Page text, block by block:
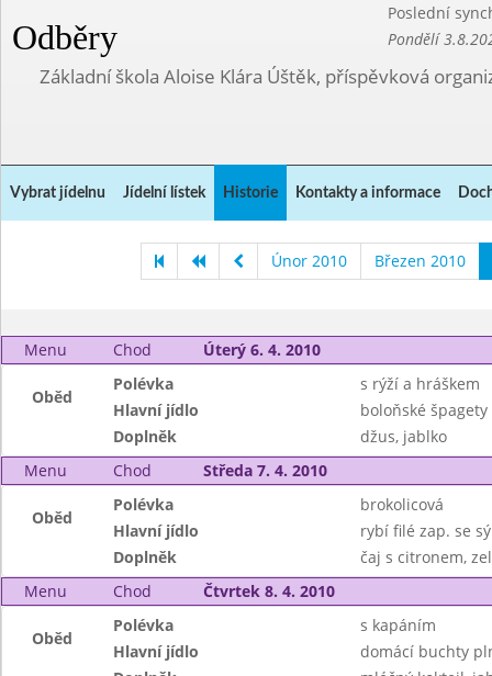
Odběry
Poslední
Pondělí
Základní škola Aloise Klára Úštěk, příspěvková
Vybrat jídelnu Jídelní lístek Historie Kontakty a informace
Únor 2010 Březen 2010
Menu Chod Úterý 6. 4. 2010
Oběd
Polévka
s rýží a hráškem
Hlavní jídlo
boloňské špagety
Doplněk
džus, jablko
Menu
Chod Středa 7. 4. 2010
Oběd
Polévka
brokolicová
Hlavní jídlo
rybí filé zap. se
Doplněk
čaj s citronem,
Menu
Chod Čtvrtek 8. 4. 2010
Oběd
Polévka
s kapáním
Hlavní jídlo
domácí buchty